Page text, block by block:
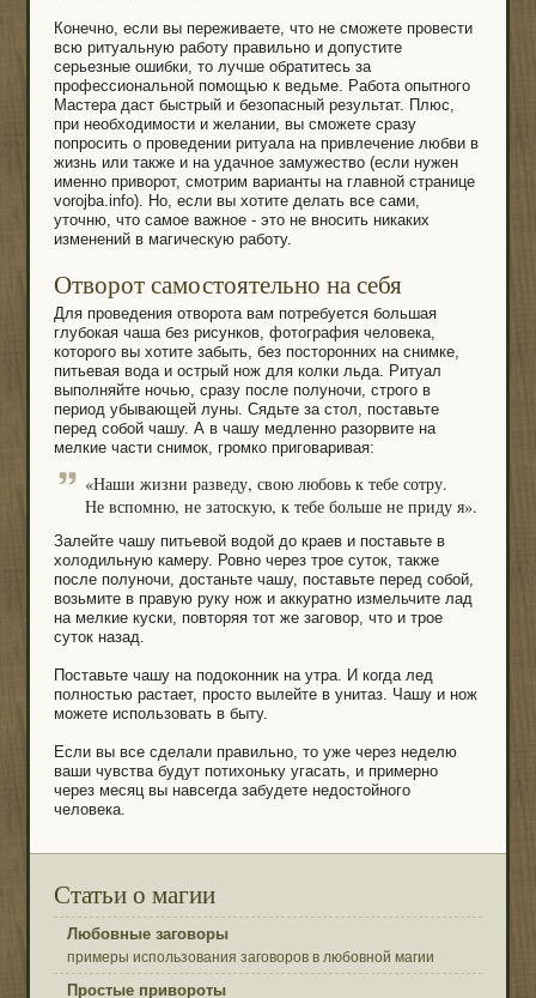
Конечно, если вы переживаете, что не сможете провести
всю ритуальную работу правильно и допустите
серьезные ошибки, то лучше обратитесь за
профессиональной помощью к ведьме. Работа опытного
Мастера даст быстрый и безопасный результат. Плюс,
при необходимости и желании, вы сможете сразу
попросить о проведении ритуала на привлечение любви в
жизнь или также и на удачное замужество (если нужен
именно приворот, смотрим варианты на главной странице
vorojba.info). Но, если вы хотите делать все сами,
уточню, что самое важное - это не вносить никаких
изменений в магическую работу.
Отворот самостоятельно на себя
Для проведения отворота вам потребуется большая
глубокая чаша без рисунков, фотография человека,
которого вы хотите забыть, без посторонних на снимке,
питьевая вода и острый нож для колки льда. Ритуал
выполняйте ночью, сразу после полуночи, строго в
период убывающей луны. Сядьте за стол, поставьте
перед собой чашу. А в чашу медленно разорвите на
мелкие части снимок, громко приговаривая:
«Наши жизни разведу, свою любовь к тебе сотру.
Не вспомню, не затоскую, к тебе больше не приду я».
Залейте чашу питьевой водой до краев и поставьте в
холодильную камеру. Ровно через трое суток, также
после полуночи, достаньте чашу, поставьте перед собой,
возьмите в правую руку нож и аккуратно измельчите лад
на мелкие куски, повторяя тот же заговор, что и трое
суток назад.
Поставьте чашу на подоконник на утра. И когда лед
полностью растает, просто вылейте в унитаз. Чашу и нож
можете использовать в быту.
Если вы все сделали правильно, то уже через неделю
ваши чувства будут потихоньку угасать, и примерно
через месяц вы навсегда забудете недостойного
человека.
Статьи о магии
Любовные заговоры
примеры использования заговоров в любовной магии
Простые привороты